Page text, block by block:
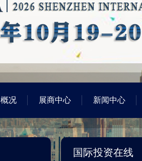
况 展商中心 新闻中心
国际投资在线